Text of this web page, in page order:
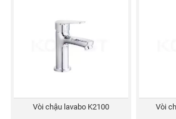
Vòi chậu lavabo K2100 Vòi